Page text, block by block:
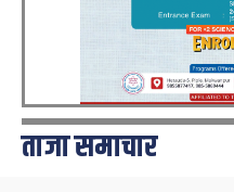
ताजा समाचार